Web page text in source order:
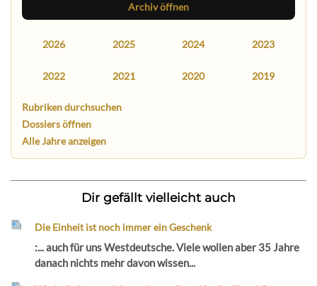
Archiv öffnen
2026 2025 2024 2023
2022 2021 2020 2019
Rubriken durchsuchen
Dossiers öffnen
Alle Jahre anzeigen
Dir gefällt vielleicht auch
Die Einheit ist noch immer ein Geschenk
:... auch für uns Westdeutsche. Viele wollen aber 35 Jahre
danach nichts mehr davon wissen...